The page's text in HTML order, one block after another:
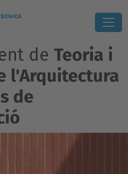
de Teoria i
l'Arquitectura
de